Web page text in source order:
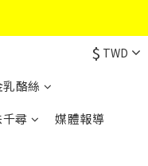
$ TWD
酪絲
尋
媒體報導